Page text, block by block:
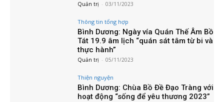
Quản trị - 03/11/2023
Thông tin tổng hợp
Bình Dương: Ngày vía Quán Thế Âm Bồ
Tát 19.9 âm lịch “quán sát tâm từ bi và
thực hành”
Quản trị - 05/11/2023
Thiện nguyện
Bình Dương: Chùa Bồ Đề Đạo Tràng với
hoạt động “sống để yêu thương 2023”